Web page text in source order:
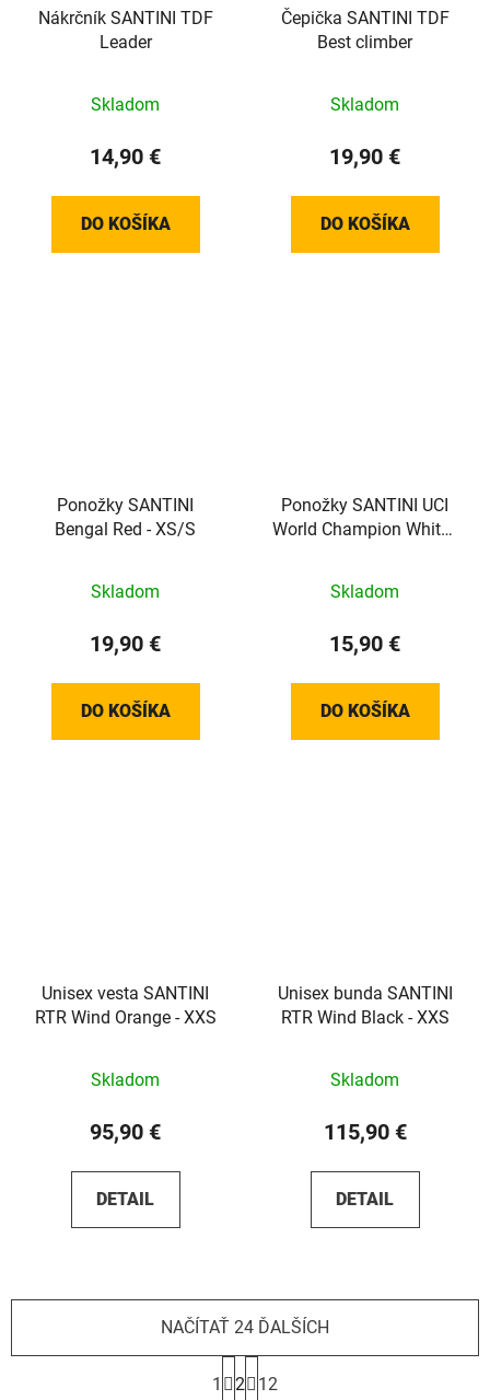
Nákrčník SANTINI TDF
Leader
Skladom
14,90 €
DO KOŠÍKA
Čepička SANTINI TDF
Best climber
Skladom
19,90 €
DO KOŠÍKA
Ponožky SANTINI
Bengal Red - XS/S
Skladom
19,90 €
DO KOŠÍKA
Ponožky SANTINI UCI
World Champion White -
Skladom
15,90 €
DO KOŠÍKA
Unisex vesta SANTINI
RTR Wind Orange - XXS
Skladom
95,90 €
DETAIL
Unisex bunda SANTINI
RTR Wind Black - XXS
Skladom
115,90 €
DETAIL
NAČÍTAŤ 24 ĎALŠÍCH
S
t
1 2 12